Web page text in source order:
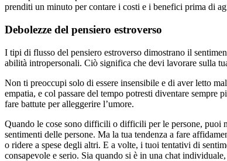
prenditi un minuto per contare i costi e i benefici prima di
Debolezze del pensiero estroverso
I tipi di flusso del pensiero estroverso dimostrano il
abilità intropersonali. Ciò significa che devi lavorare sulla
Non ti preoccupi solo di essere insensibile e di aver letto
empatia, e col passare del tempo potresti diventare
fare battute per alleggerire l’umore.
Quando le cose sono difficili o difficili per le persone, puoi
sentimenti delle persone. Ma la tua tendenza a fare
o ridere a spese degli altri. E a volte, i tuoi tentativi di
consapevole e serio. Sia quando si è in una chat